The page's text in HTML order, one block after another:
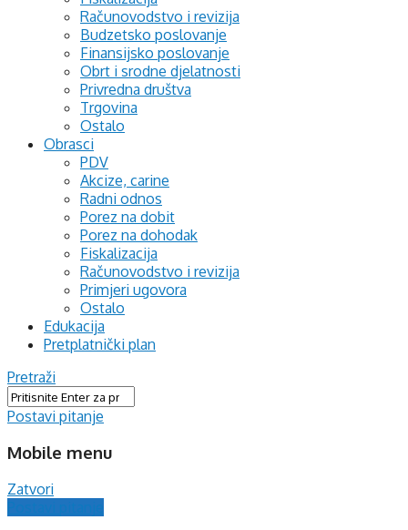
Računovodstvo i revizija
Budzetsko poslovanje
Finansijsko poslovanje
Obrt i srodne djelatnosti
Privredna društva
Trgovina
Ostalo
Obrasci
PDV
Akcize, carine
Radni odnos
Porez na dobit
Porez na dohodak
Fiskalizacija
Računovodstvo i revizija
Primjeri ugovora
Ostalo
Edukacija
Pretplatnički plan
Pretraži
Postavi pitanje
Mobile menu
Zatvori